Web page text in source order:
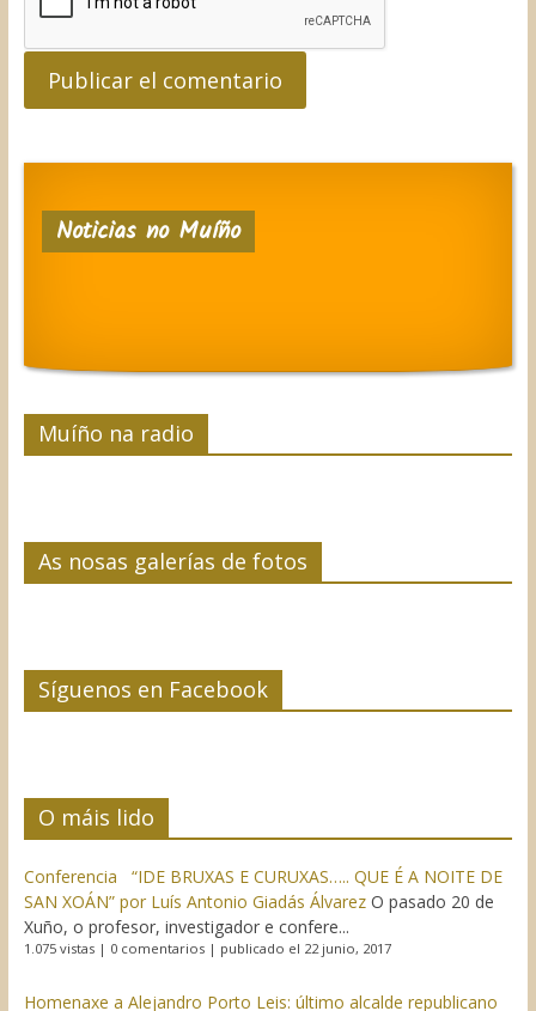
Noticias no Muíño
Muíño na radio
As nosas galerías de fotos
Síguenos en Facebook
O máis lido
Conferencia “IDE BRUXAS E CURUXAS….. QUE É A NOITE DE
SAN XOÁN” por Luís Antonio Giadás Álvarez O pasado 20 de
Xuño, o profesor, investigador e confere...
1.075 vistas| 0 comentarios| publicado el 22 junio, 2017
Homenaxe a Alejandro Porto Leis: último alcalde republicano